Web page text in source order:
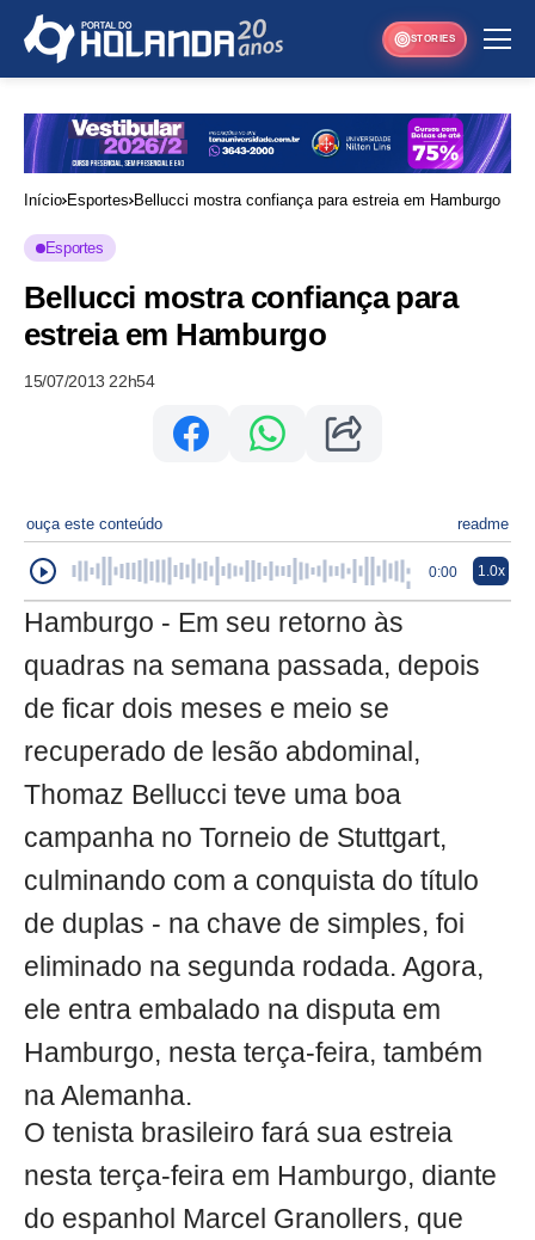
STORIES
Início Esportes Bellucci mostra confiança para estreia em Hamburgo
Esportes
Bellucci mostra confiança para
estreia em Hamburgo
15/07/2013 22h54
ouça este conteúdo readme
0:00 1.0x
Hamburgo - Em seu retorno às
quadras na semana passada, depois
de ficar dois meses e meio se
recuperado de lesão abdominal,
Thomaz Bellucci teve uma boa
campanha no Torneio de Stuttgart,
culminando com a conquista do título
de duplas - na chave de simples, foi
eliminado na segunda rodada. Agora,
ele entra embalado na disputa em
Hamburgo, nesta terça-feira, também
na Alemanha.
O tenista brasileiro fará sua estreia
nesta terça-feira em Hamburgo, diante
do espanhol Marcel Granollers, que